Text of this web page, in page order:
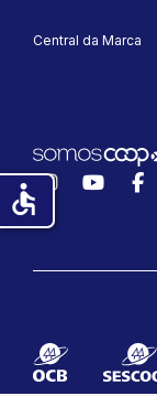
Central da Marca
Instagram
accessible